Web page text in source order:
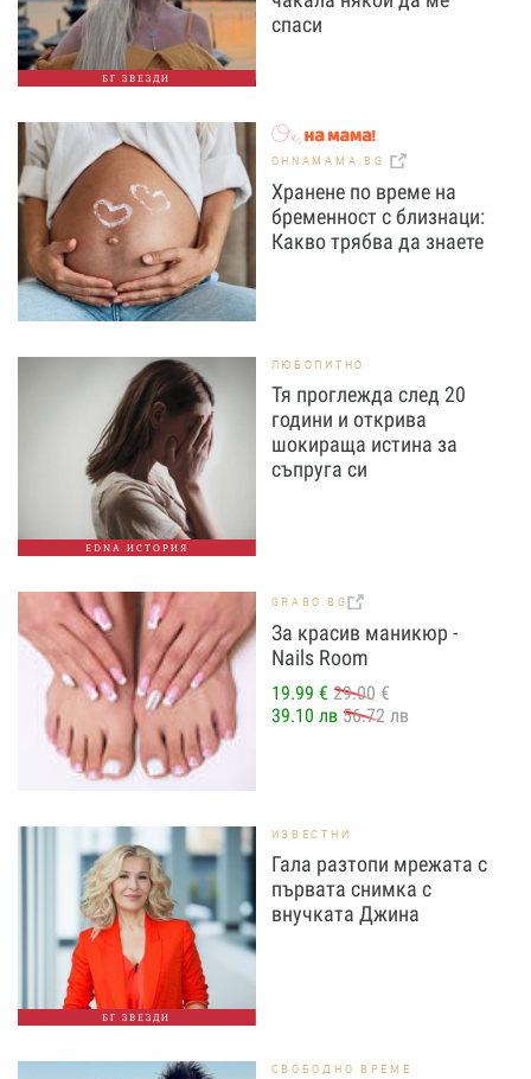
БГ ЗВЕЗДИ
спаси
OHNAMAMA.BG
Хранене по време на
бременност с близнаци:
Какво трябва да знаете
EDNA ИСТОРИЯ
ЛЮБОПИТНО
Тя проглежда след 20
години и открива
шокираща истина за
съпруга си
GRABO.BG
За красив маникюр -
Nails Room
19.99 € 29.00 €
39.10 лв 56.72 лв
БГ ЗВЕЗДИ
ИЗВЕСТНИ
Гала разтопи мрежата с
първата снимка с
внучката Джина
СВОБОДНО ВРЕМЕ